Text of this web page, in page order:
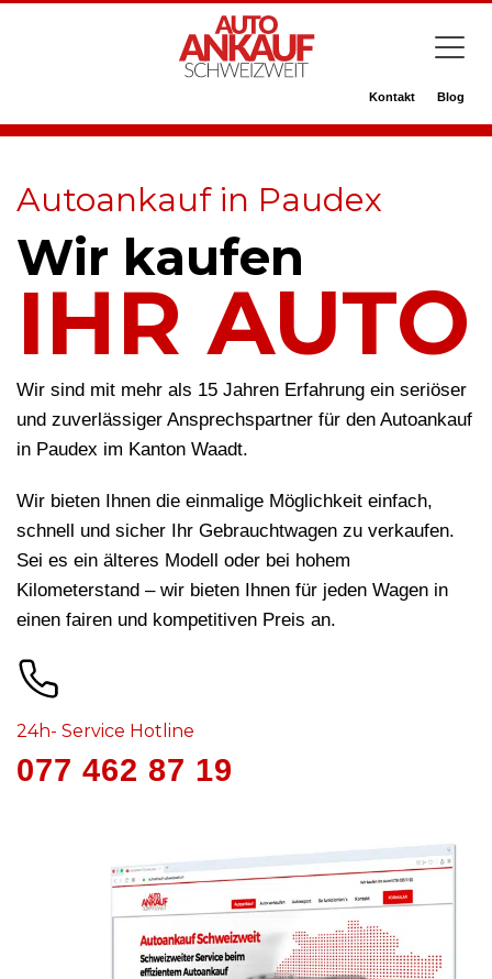
Kontakt Blog
Autoankauf in Paudex
Wir kaufen
IHR AUTO
Wir sind mit mehr als 15 Jahren Erfahrung ein seriöser
und zuverlässiger Ansprechspartner für den Autoankauf
in Paudex im Kanton Waadt.
Wir bieten Ihnen die einmalige Möglichkeit einfach,
schnell und sicher Ihr Gebrauchtwagen zu verkaufen.
Sei es ein älteres Modell oder bei hohem
Kilometerstand – wir bieten Ihnen für jeden Wagen in
einen fairen und kompetitiven Preis an.
24h- Service Hotline
077 462 87 19